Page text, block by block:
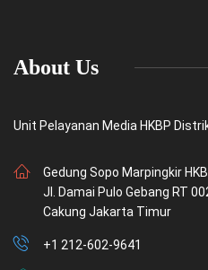
About Us
Unit Pelayanan Media HKBP
Gedung Sopo Marpingkir
Jl. Damai Pulo Gebang RT
Cakung Jakarta Timur
+1 212-602-9641